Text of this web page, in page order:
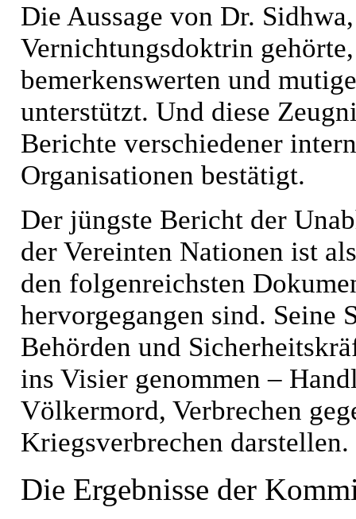
Die Aussage von Dr.
Vernichtungsdoktrin
bemerkenswerten und
unterstützt. Und diese
Berichte verschiedener
Organisationen bestätigt.
Der jüngste Bericht der
der Vereinten Nationen ist
den folgenreichsten
hervorgegangen sind. Seine
Behörden und
ins Visier genommen –
Völkermord, Verbrechen
Kriegsverbrechen darstellen.
Die Ergebnisse der